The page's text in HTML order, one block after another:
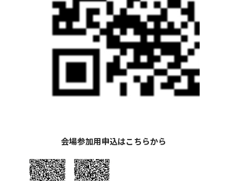
会場参加用申込はこちらから